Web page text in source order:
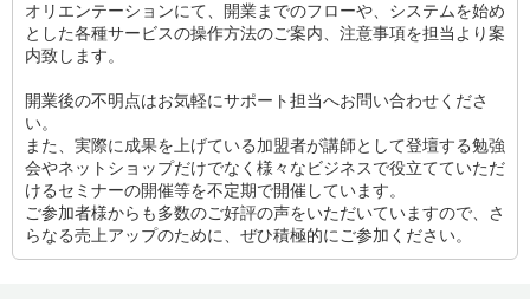
オリエンテーションにて、開業までのフローや、システムを始め
とした各種サービスの操作方法のご案内、注意事項を担当より案
内致します。
開業後の不明点はお気軽にサポート担当へお問い合わせくださ
い。
また、実際に成果を上げている加盟者が講師として登壇する勉強
会やネットショップだけでなく様々なビジネスで役立てていただ
けるセミナーの開催等を不定期で開催しています。
ご参加者様からも多数のご好評の声をいただいていますので、さ
らなる売上アップのために、ぜひ積極的にご参加ください。